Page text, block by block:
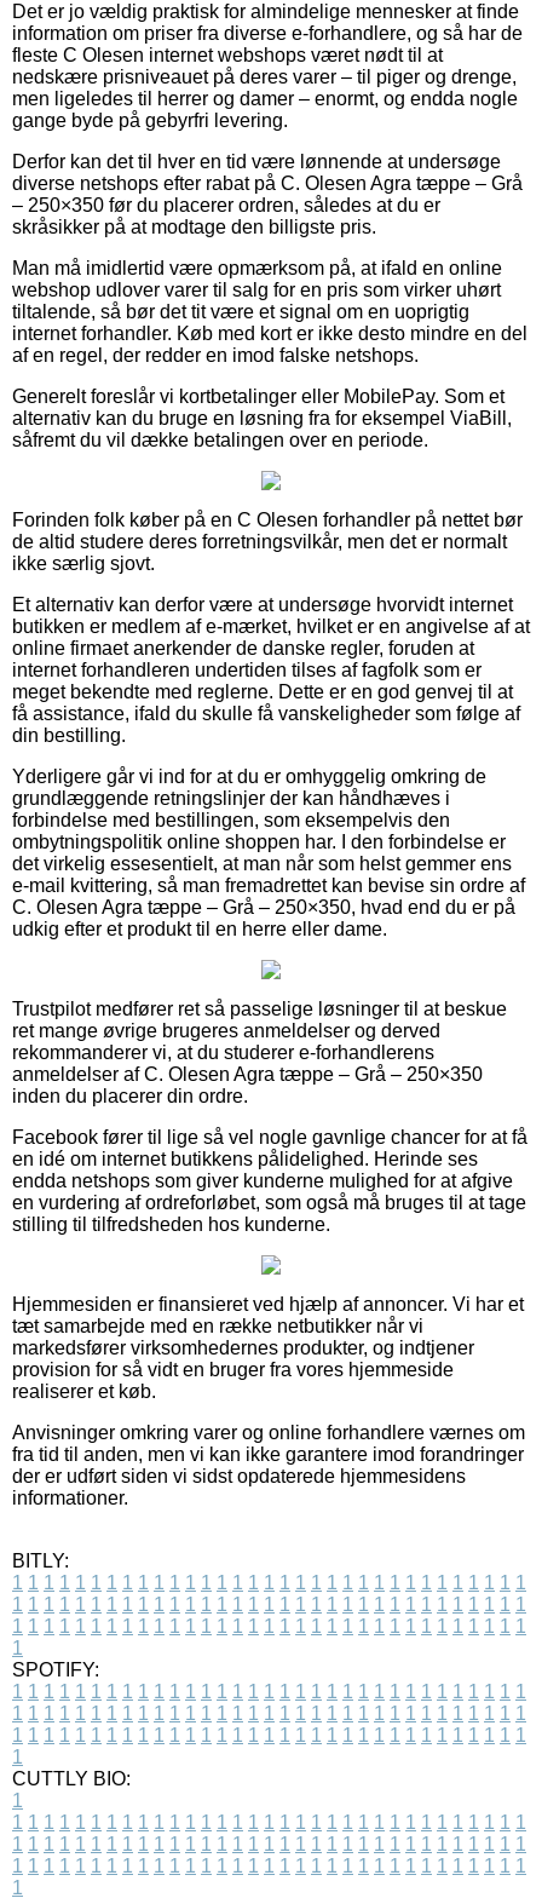
Det er jo vældig praktisk for almindelige mennesker at finde
information om priser fra diverse e-forhandlere, og så har de
fleste C Olesen internet webshops været nødt til at
nedskære prisniveauet på deres varer – til piger og drenge,
men ligeledes til herrer og damer – enormt, og endda nogle
gange byde på gebyrfri levering.
Derfor kan det til hver en tid være lønnende at undersøge
diverse netshops efter rabat på C. Olesen Agra tæppe – Grå
– 250×350 før du placerer ordren, således at du er
skråsikker på at modtage den billigste pris.
Man må imidlertid være opmærksom på, at ifald en online
webshop udlover varer til salg for en pris som virker uhørt
tiltalende, så bør det tit være et signal om en uoprigtig
internet forhandler. Køb med kort er ikke desto mindre en del
af en regel, der redder en imod falske netshops.
Generelt foreslår vi kortbetalinger eller MobilePay. Som et
alternativ kan du bruge en løsning fra for eksempel ViaBill,
såfremt du vil dække betalingen over en periode.
Forinden folk køber på en C Olesen forhandler på nettet bør
de altid studere deres forretningsvilkår, men det er normalt
ikke særlig sjovt.
Et alternativ kan derfor være at undersøge hvorvidt internet
butikken er medlem af e-mærket, hvilket er en angivelse af at
online firmaet anerkender de danske regler, foruden at
internet forhandleren undertiden tilses af fagfolk som er
meget bekendte med reglerne. Dette er en god genvej til at
få assistance, ifald du skulle få vanskeligheder som følge af
din bestilling.
Yderligere går vi ind for at du er omhyggelig omkring de
grundlæggende retningslinjer der kan håndhæves i
forbindelse med bestillingen, som eksempelvis den
ombytningspolitik online shoppen har. I den forbindelse er
det virkelig essesentielt, at man når som helst gemmer ens
e-mail kvittering, så man fremadrettet kan bevise sin ordre af
C. Olesen Agra tæppe – Grå – 250×350, hvad end du er på
udkig efter et produkt til en herre eller dame.
Trustpilot medfører ret så passelige løsninger til at beskue
ret mange øvrige brugeres anmeldelser og derved
rekommanderer vi, at du studerer e-forhandlerens
anmeldelser af C. Olesen Agra tæppe – Grå – 250×350
inden du placerer din ordre.
Facebook fører til lige så vel nogle gavnlige chancer for at få
en idé om internet butikkens pålidelighed. Herinde ses
endda netshops som giver kunderne mulighed for at afgive
en vurdering af ordreforløbet, som også må bruges til at tage
stilling til tilfredsheden hos kunderne.
Hjemmesiden er finansieret ved hjælp af annoncer. Vi har et
tæt samarbejde med en række netbutikker når vi
markedsfører virksomhedernes produkter, og indtjener
provision for så vidt en bruger fra vores hjemmeside
realiserer et køb.
Anvisninger omkring varer og online forhandlere værnes om
fra tid til anden, men vi kan ikke garantere imod forandringer
der er udført siden vi sidst opdaterede hjemmesidens
informationer.
BITLY:
1 1 1 1 1 1 1 1 1 1 1 1 1 1 1 1 1 1 1 1 1 1 1 1 1 1 1 1 1 1 1 1 1
1 1 1 1 1 1 1 1 1 1 1 1 1 1 1 1 1 1 1 1 1 1 1 1 1 1 1 1 1 1 1 1 1
1 1 1 1 1 1 1 1 1 1 1 1 1 1 1 1 1 1 1 1 1 1 1 1 1 1 1 1 1 1 1 1 1
1
SPOTIFY:
1 1 1 1 1 1 1 1 1 1 1 1 1 1 1 1 1 1 1 1 1 1 1 1 1 1 1 1 1 1 1 1 1
1 1 1 1 1 1 1 1 1 1 1 1 1 1 1 1 1 1 1 1 1 1 1 1 1 1 1 1 1 1 1 1 1
1 1 1 1 1 1 1 1 1 1 1 1 1 1 1 1 1 1 1 1 1 1 1 1 1 1 1 1 1 1 1 1 1
1
CUTTLY BIO:
1
1 1 1 1 1 1 1 1 1 1 1 1 1 1 1 1 1 1 1 1 1 1 1 1 1 1 1 1 1 1 1 1 1
1 1 1 1 1 1 1 1 1 1 1 1 1 1 1 1 1 1 1 1 1 1 1 1 1 1 1 1 1 1 1 1 1
1 1 1 1 1 1 1 1 1 1 1 1 1 1 1 1 1 1 1 1 1 1 1 1 1 1 1 1 1 1 1 1 1
1